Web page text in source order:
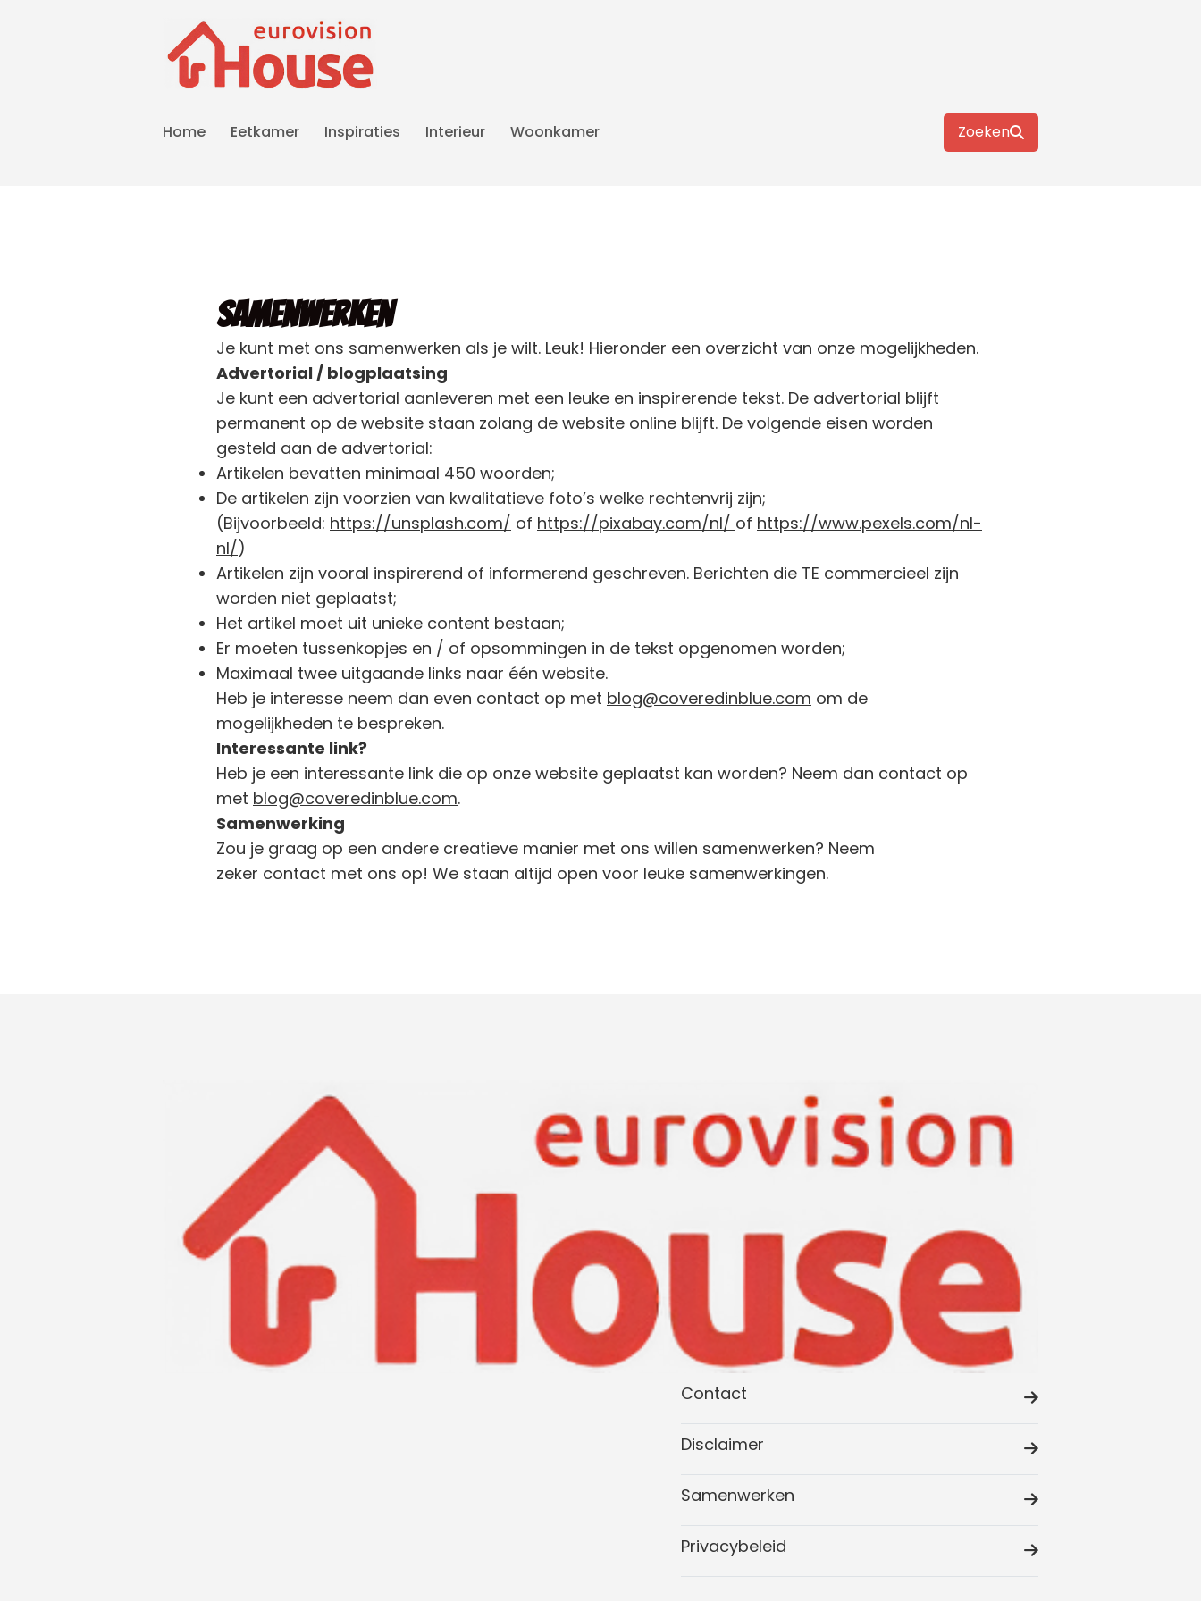
Home Eetkamer Inspiraties Interieur Woonkamer Zoeken
Samenwerken
Je kunt met ons samenwerken als je wilt. Leuk! Hieronder een overzicht van onze mogelijkheden.
Advertorial / blogplaatsing
Je kunt een advertorial aanleveren met een leuke en inspirerende tekst. De advertorial blijft
permanent op de website staan zolang de website online blijft. De volgende eisen worden
gesteld aan de advertorial:
Artikelen bevatten minimaal 450 woorden;
De artikelen zijn voorzien van kwalitatieve foto’s welke rechtenvrij zijn;
(Bijvoorbeeld: https://unsplash.com/ of https://pixabay.com/nl/ of https://www.pexels.com/nl-
nl/)
Artikelen zijn vooral inspirerend of informerend geschreven. Berichten die TE commercieel zijn
worden niet geplaatst;
Het artikel moet uit unieke content bestaan;
Er moeten tussenkopjes en / of opsommingen in de tekst opgenomen worden;
Maximaal twee uitgaande links naar één website.
Heb je interesse neem dan even contact op met blog@coveredinblue.com om de
mogelijkheden te bespreken.
Interessante link?
Heb je een interessante link die op onze website geplaatst kan worden? Neem dan contact op
met blog@coveredinblue.com.
Samenwerking
Zou je graag op een andere creatieve manier met ons willen samenwerken? Neem
zeker contact met ons op! We staan altijd open voor leuke samenwerkingen.
Contact
Disclaimer
Samenwerken
Privacybeleid